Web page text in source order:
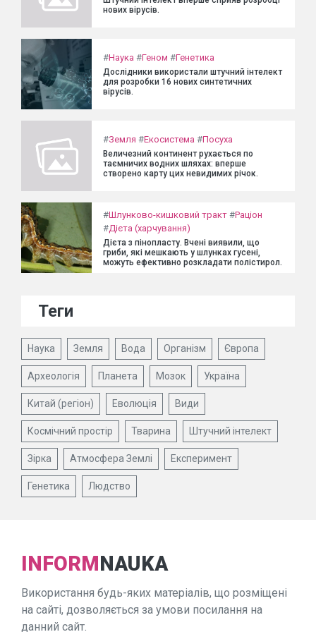
нових вірусів.
#Наука #Геном #Генетика
Дослідники використали штучний інтелект
для розробки 16 нових синтетичних
вірусів.
#Земля #Екосистема #Посуха
Величезний континент рухається по
таємничих водних шляхах: вперше
створено карту цих невидимих річок.
#Шлунково-кишковий тракт #Раціон
#Дієта (харчування)
Дієта з пінопласту. Вчені виявили, що
гриби, які мешкають у шлунках гусені,
можуть ефективно розкладати полістирол.
Теги
Наука Земля Вода Організм Європа
Археологія Планета Мозок Україна
Китай (регіон) Еволюція Види
Космічний простір Тварина Штучний інтелект
Зірка Атмосфера Землі Експеримент
Генетика Людство
INFORMNAUKA
Використання будь-яких матеріалів, що розміщені
на сайті, дозволяється за умови посилання на
данний сайт.